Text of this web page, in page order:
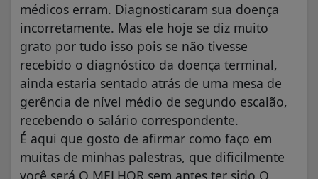
médicos erram. Diagnosticaram sua doença
incorretamente. Mas ele hoje se diz muito
grato por tudo isso pois se não tivesse
recebido o diagnóstico da doença terminal,
ainda estaria sentado atrás de uma mesa de
gerência de nível médio de segundo escalão,
recebendo o salário correspondente.
É aqui que gosto de afirmar como faço em
muitas de minhas palestras, que dificilmente
você será O MELHOR sem antes ter sido O